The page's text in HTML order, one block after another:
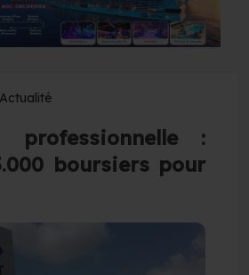
Actualité
professionnelle :
boursiers pour